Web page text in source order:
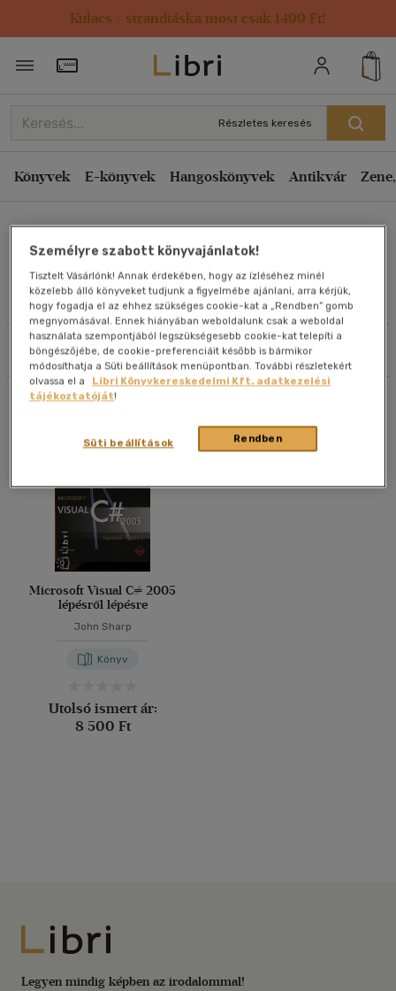
Kulacs / strandtáska most csak 1499 Ft!
Törzsvásárlói Kártya adatai
Részletes keresés
Könyvek E-könyvek Hangoskönyvek Antikvár
Művei
Szűrés Rendezés
Rendezés
Kiadás éve szerint csökkenő
Ár szerint csökkenő
Eladott darabszám szerint csökkenő
Eladott darabszám szerint növekvő
Cím szerint A-Z
Szerző szerint A-Z
Megjelenítés
20 db / oldal
Alkalmaz
Microsoft Visual C# 2005
lépésről lépésre
John Sharp
Könyv
Utolsó ismert ár:
8 500 Ft
Libri
Legyen mindig képben az irodalommal!
Személyre szabott könyvajánlatok!
Tisztelt Vásárlónk! Annak érdekében, hogy az ízléséhez minél
közelebb álló könyveket tudjunk a figyelmébe ajánlani, arra kérjük,
hogy fogadja el az ehhez szükséges cookie-kat a „Rendben” gomb
megnyomásával. Ennek hiányában weboldalunk csak a weboldal
használata szempontjából legszükségesebb cookie-kat telepíti a
böngészőjébe, de cookie-preferenciáit később is bármikor
módosíthatja a Süti beállítások menüpontban. További részletekért
olvassa el a
Libri Könyvkereskedelmi Kft. adatkezelési
tájékoztatóját!
Rendben
Süti beállítások